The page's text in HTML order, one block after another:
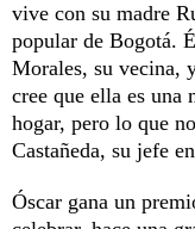
vive con su madre
popular de Bogotá.
Morales, su vecina,
cree que ella es una
hogar, pero lo que
Castañeda, su jefe
Óscar gana un